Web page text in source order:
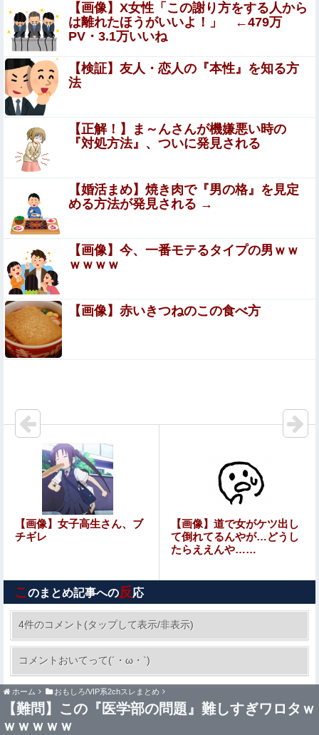
姪っ子とクレープを買っていたら不審者と間違われ警察沙
汰にｗ必死にかばってくれた姪の一言に泣きそうになった
件←必死の弁明が逆に不憫すぎて草
休日に甥っ子をアポなし託児を押し付けてきた兄嫁！「テ
レビでも見せといてw」と言うので『Gガンダム』を一気
見させた結果……甥っ子が重度の中二病を発症して家で大
暴れｗｗ
今まで賛成派から発言権を奪っていた減税反対派、だが全
員に発言権が与えられるように方式変更された途端……
減塩って普通に生きてたら不可能じゃない…？
女子生徒「土下座しながらオ○ニーしろ！」⇒ 日本の男子
生徒への性的いじめ動画がエロすぎる
【動画】手術中に熊本地震直撃やばすぎる
女子生徒「土下座しながらオ○ニーしろ！」⇒ 日本の男子
生徒への性的いじめ動画が●●すぎる
【朗報】日向坂5期の美肌メン、ナマ腋が美しすぎる
【閲覧注意】首吊り自殺中に失禁する美少女達の動画を見
楽しんご「ジャンポケ斉藤さんを貶めた女は気色悪いとか
言ってる癖にフ●ラするとか口だけは素直なんだな！週刊
誌から金もらってるだろ」
【画像】 おじさん「締まり凄いね♥ほぐし甲斐があるよ
♥」友達との買い物の為にサクッとパパ活する女さん
【悲報】財務省のエース、左遷へ。官邸幹部「政権に協力
的でなかったから」
連れて行かれた
【画像】 暴走族のセ〇クス、エチエチすぎるｗ
ｗｗwｗｗｗｗｗｗｗｗ
ぐらんぶる原作最新話、ヤバすぎる
【画像】X女性「この謝り方をする人から
は離れたほうがいいよ！」 ←479万
PV・3.1万いいね
【検証】友人・恋人の『本性』を知る方
法
【正解！】ま～んさんが機嫌悪い時の
『対処方法』、ついに発見される
【婚活まめ】焼き肉で『男の格』を見定
める方法が発見される →
【画像】今、一番モテるタイプの男ｗｗ
ｗｗｗｗ
【画像】赤いきつねのこの食べ方
【画像】女子高生さん、ブ
チギレ
【画像】道で女がケツ出し
て倒れてるんやが…どうし
たらええんや……
こ のまとめ記事への反応
4件のコメント(タップして表示/非表示)
コメントおいてって(´・ω・`)
ホーム おもしろ/VIP系2chスレまとめ
【難問】この『医学部の問題』難しすぎワロタｗ
ｗｗｗｗｗ